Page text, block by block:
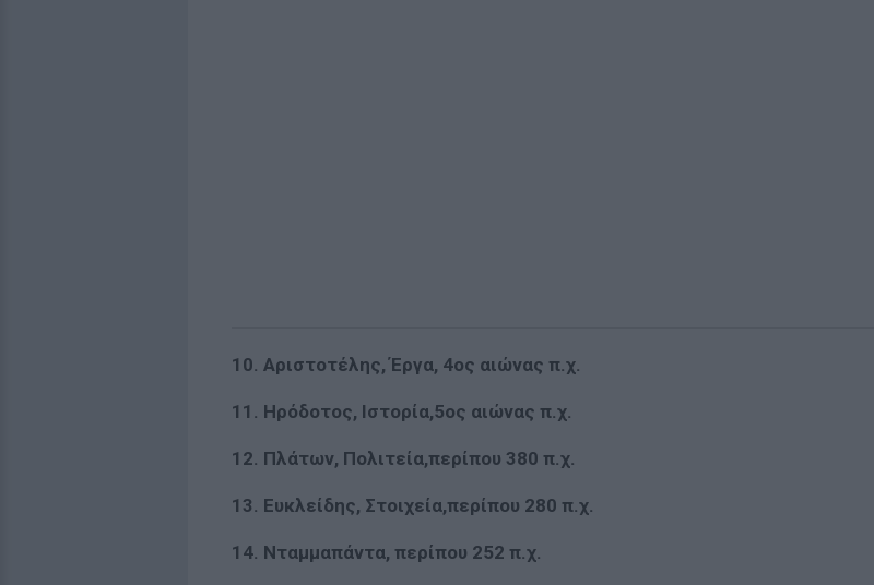
10. Αριστοτέλης, Έργα, 4ος αιώνας π.χ.
11. Ηρόδοτος, Ιστορία,5ος αιώνας π.χ.
12. Πλάτων, Πολιτεία,περίπου 380 π.χ.
13. Ευκλείδης, Στοιχεία,περίπου 280 π.χ.
14. Νταμμαπάντα, περίπου 252 π.χ.